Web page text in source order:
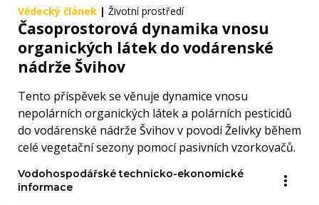
Vědecký článek | Životní prostředí
Časoprostorová dynamika vnosu
organických látek do vodárenské
nádrže Švihov
Tento příspěvek se věnuje dynamice vnosu
nepolárních organických látek a polárních pesticidů
do vodárenské nádrže Švihov v povodí Želivky během
celé vegetační sezony pomocí pasivních vzorkovačů.
Vodohospodářské technicko-ekonomické
informace